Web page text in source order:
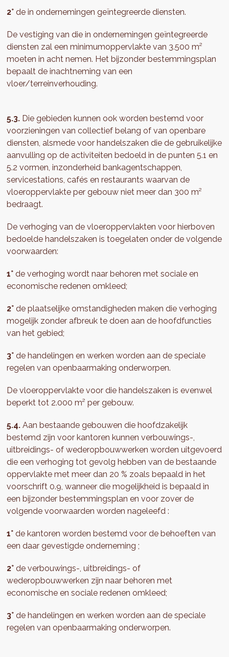
2° de in ondernemingen geïntegreerde diensten.
De vestiging van die in ondernemingen geïntegreerde
diensten zal een minimumoppervlakte van 3.500 m²
moeten in acht nemen. Het bijzonder bestemmingsplan
bepaalt de inachtneming van een
vloer/terreinverhouding.
5.3. Die gebieden kunnen ook worden bestemd voor
voorzieningen van collectief belang of van openbare
diensten, alsmede voor handelszaken die de gebruikelijke
aanvulling op de activiteiten bedoeld in de punten 5.1 en
5.2 vormen, inzonderheid bankagentschappen,
servicestations, cafés en restaurants waarvan de
vloeroppervlakte per gebouw niet meer dan 300 m²
bedraagt.
De verhoging van de vloeroppervlakten voor hierboven
bedoelde handelszaken is toegelaten onder de volgende
voorwaarden:
1°de verhoging wordt naar behoren met sociale en
economische redenen omkleed;
2°de plaatselijke omstandigheden maken die verhoging
mogelijk zonder afbreuk te doen aan de hoofdfuncties
van het gebied;
3°de handelingen en werken worden aan de speciale
regelen van openbaarmaking onderworpen.
De vloeroppervlakte voor die handelszaken is evenwel
beperkt tot 2.000 m² per gebouw.
5.4.Aan bestaande gebouwen die hoofdzakelijk
bestemd zijn voor kantoren kunnen verbouwings-,
uitbreidings- of wederopbouwwerken worden uitgevoerd
die een verhoging tot gevolg hebben van de bestaande
oppervlakte met meer dan 20 % zoals bepaald in het
voorschrift 0.9, wanneer die mogelijkheid is bepaald in
een bijzonder bestemmingsplan en voor zover de
volgende voorwaarden worden nageleefd :
1°de kantoren worden bestemd voor de behoeften van
een daar gevestigde onderneming ;
2°de verbouwings-, uitbreidings- of
wederopbouwwerken zijn naar behoren met
economische en sociale redenen omkleed;
3°de handelingen en werken worden aan de speciale
regelen van openbaarmaking onderworpen.